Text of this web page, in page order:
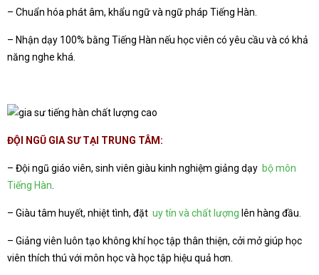
– Chuẩn hóa phát âm, khẩu ngữ và ngữ pháp Tiếng Hàn.
– Nhận dạy 100% bằng Tiếng Hàn nếu học viên có yêu cầu và có khả
năng nghe khá.
ĐỘI NGŨ GIA SƯ TẠI TRUNG TÂM :
– Đội ngũ giáo viên, sinh viên giàu kinh nghiệm giảng dạy bộ môn
Tiếng Hàn
– Giàu tâm huyết, nhiệt tình, đặt uy tín và chất lượng lên hàng đầu.
– Giảng viên luôn tạo không khí học tập thân thiện, cởi mở giúp học
viên thích thú với môn học và học tập hiệu quả hơn.